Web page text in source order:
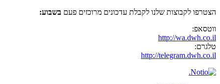
הצטרפו לקבוצות שלנו לקבלת עדכונים מרוכזים פעם בשבוע:
ווטסאפ:
http://wa.dwh.co.il
טלגרם:
http://telegram.dwh.co.il